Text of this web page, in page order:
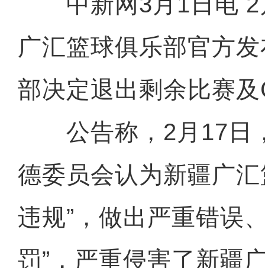
广汇篮球俱乐部官方
部决定退出剩余比赛
公告称，2月17日
德委员会认为新疆广
违规”，做出严重错误
罚”，严重侵害了新疆